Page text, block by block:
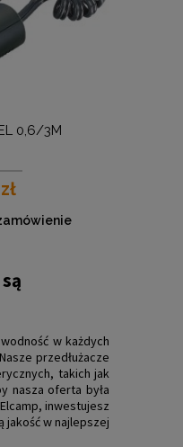
0,6/3M
w każdych
przedłużacze
takich jak
nasza oferta była
inwestujesz
jakość w najlepszej